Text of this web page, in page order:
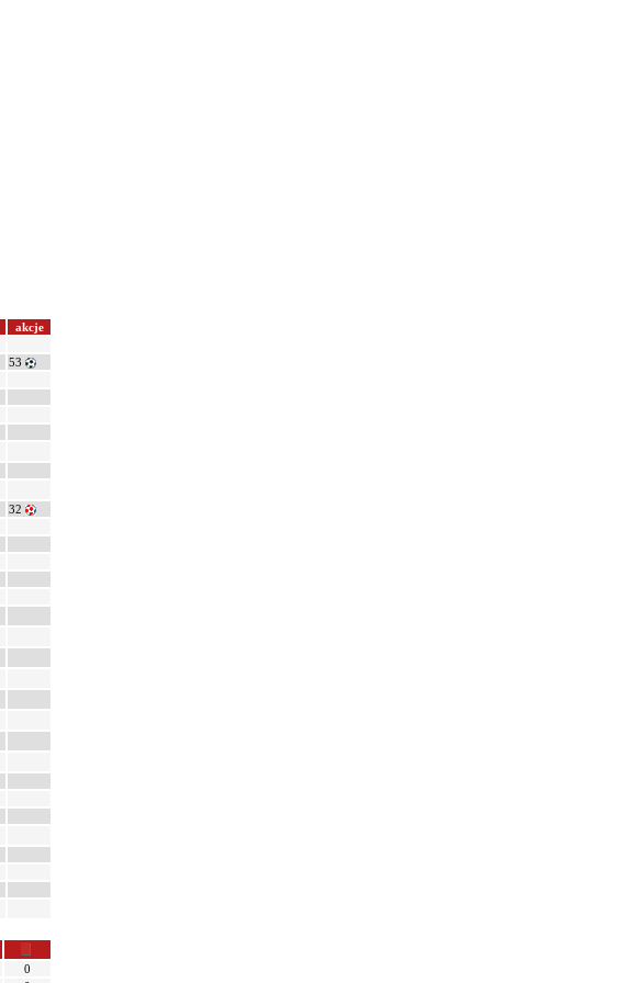
akcje
53
32
0